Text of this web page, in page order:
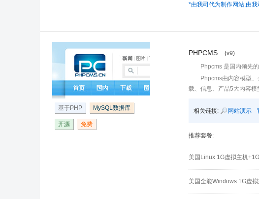
*由我司代为制作网站,由
基于PHP MySQL数据库
开源 免费
PHPCMS
(v9)
Phpcms 是国内领先
Phpcms由内容模型
载、信息、产品5大内容模
相关链接: 网站演示
推荐套餐:
美国Linux 1G虚拟主机
美国全能Windows 1G虚